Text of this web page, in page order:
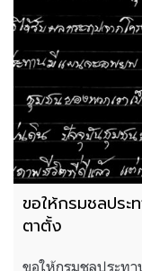
ขอให้กรมชลประ
ตาตั้ง
ขอให้กรมชลประท